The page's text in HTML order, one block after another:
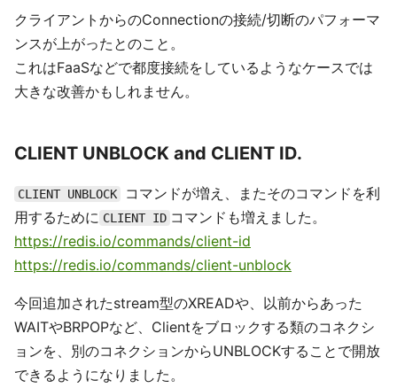
クライアントからのConnectionの接続/切断のパフォーマ
ンスが上がったとのこと。
これはFaaSなどで都度接続をしているようなケースでは
大きな改善かもしれません。
CLIENT UNBLOCK and CLIENT ID.
CLIENT UNBLOCK
コマンドが増え、またそのコマンドを利
用するために CLIENT ID コマンドも増えました。
https://redis.io/commands/client-id
https://redis.io/commands/client-unblock
今回追加されたstream型のXREADや、以前からあった
WAITやBRPOPなど、Clientをブロックする類のコネクシ
ョンを、別のコネクションからUNBLOCKすることで開放
できるようになりました。